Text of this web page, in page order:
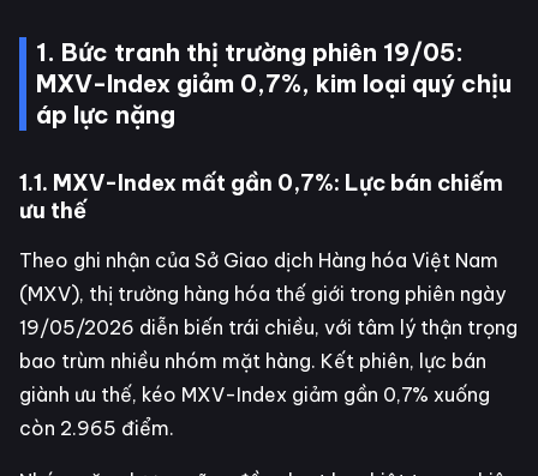
1. Bức tranh thị trường phiên 19/05:
MXV-Index giảm 0,7%, kim loại quý chịu
áp lực nặng
1.1. MXV-Index mất gần 0,7%: Lực bán chiếm
ưu thế
Theo ghi nhận của Sở Giao dịch Hàng hóa Việt Nam
(MXV), thị trường hàng hóa thế giới trong phiên ngày
19/05/2026 diễn biến trái chiều, với tâm lý thận trọng
bao trùm nhiều nhóm mặt hàng. Kết phiên, lực bán
giành ưu thế, kéo MXV-Index giảm gần 0,7% xuống
còn 2.965 điểm.